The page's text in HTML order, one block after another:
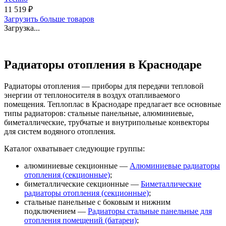
11 519 ₽
Загрузить больше товаров
Загрузка...
Радиаторы отопления в Краснодаре
Радиаторы отопления — приборы для передачи тепловой
энергии от теплоносителя в воздух отапливаемого
помещения. Теплоплас в Краснодаре предлагает все основные
типы радиаторов: стальные панельные, алюминиевые,
биметаллические, трубчатые и внутрипольные конвекторы
для систем водяного отопления.
Каталог охватывает следующие группы:
алюминиевые секционные — Алюминиевые радиаторы
отопления (секционные);
биметаллические секционные — Биметаллические
радиаторы отопления (секционные);
стальные панельные с боковым и нижним
подключением — Радиаторы стальные панельные для
отопления помещений (батареи);